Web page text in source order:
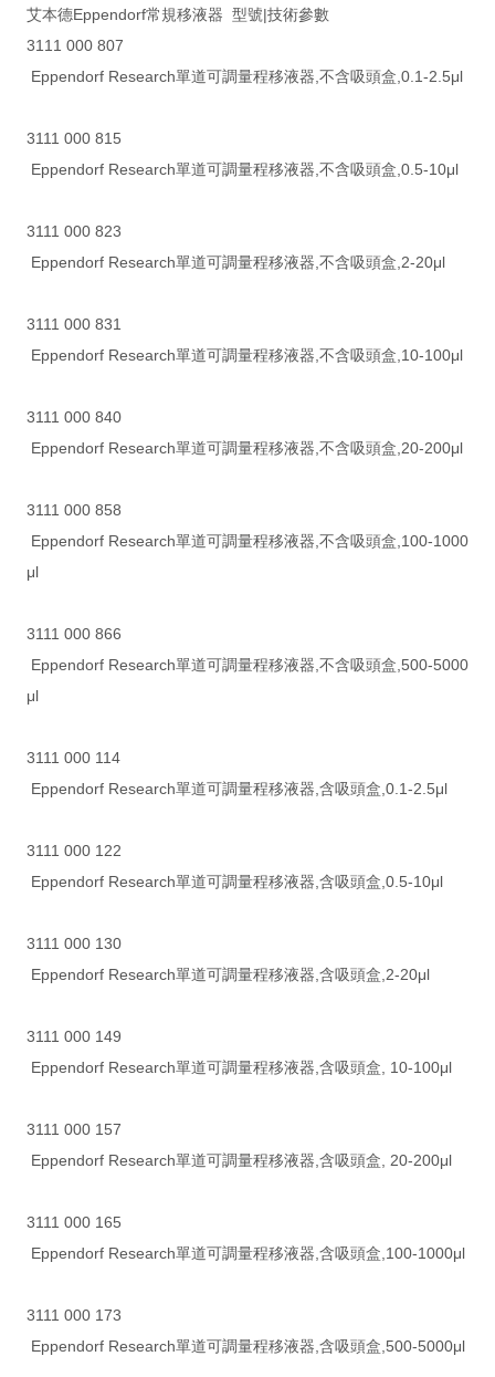
艾本德Eppendorf常規移液器 型號|技術參數
3111 000 807
Eppendorf Research單道可調量程移液器,不含吸頭盒,0.1-2.5μl
3111 000 815
Eppendorf Research單道可調量程移液器,不含吸頭盒,0.5-10μl
3111 000 823
Eppendorf Research單道可調量程移液器,不含吸頭盒,2-20μl
3111 000 831
Eppendorf Research單道可調量程移液器,不含吸頭盒,10-100μl
3111 000 840
Eppendorf Research單道可調量程移液器,不含吸頭盒,20-200μl
3111 000 858
Eppendorf Research單道可調量程移液器,不含吸頭盒,100-1000
μl
3111 000 866
Eppendorf Research單道可調量程移液器,不含吸頭盒,500-5000
μl
3111 000 114
Eppendorf Research單道可調量程移液器,含吸頭盒,0.1-2.5μl
3111 000 122
Eppendorf Research單道可調量程移液器,含吸頭盒,0.5-10μl
3111 000 130
Eppendorf Research單道可調量程移液器,含吸頭盒,2-20μl
3111 000 149
Eppendorf Research單道可調量程移液器,含吸頭盒, 10-100μl
3111 000 157
Eppendorf Research單道可調量程移液器,含吸頭盒, 20-200μl
3111 000 165
Eppendorf Research單道可調量程移液器,含吸頭盒,100-1000μl
3111 000 173
Eppendorf Research單道可調量程移液器,含吸頭盒,500-5000μl